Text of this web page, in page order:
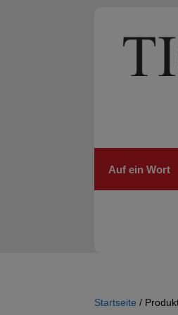
Auf ein Wort
Startseite /